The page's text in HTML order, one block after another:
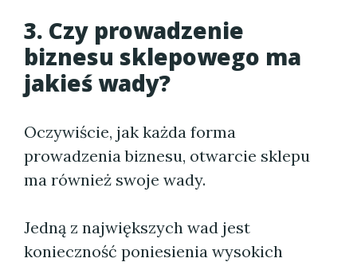
3. Czy prowadzenie
biznesu sklepowego ma
jakieś wady?
Oczywiście, jak każda forma
prowadzenia biznesu, otwarcie sklepu
ma również swoje wady.
Jedną z największych wad jest
konieczność poniesienia wysokich